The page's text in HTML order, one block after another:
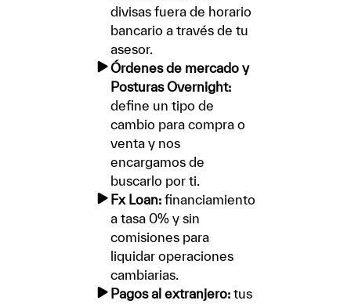
divisas fuera de horario
bancario a través de tu
asesor.
Órdenes de mercado y
Posturas Overnight:
define un tipo de
cambio para compra o
venta y nos
encargamos de
buscarlo por ti.
Fx Loan:financiamiento
a tasa 0% y sin
comisiones para
liquidar operaciones
cambiarias.
Pagos al extranjero:tus